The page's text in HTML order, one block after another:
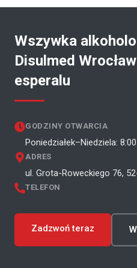
Wszywka
Disulmed
esperalu
GODZINY OTWARCIA
Poniedziałek–Niedziela:
ADRES
ul. Grota-Roweckiego 76,
TELEFON
Zadzwoń teraz